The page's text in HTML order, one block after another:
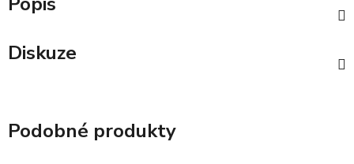
Diskuze
Podobné produkty